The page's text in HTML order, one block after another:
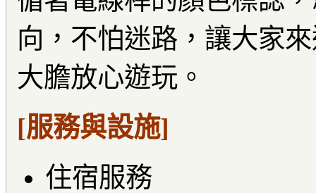
向，不怕迷路，讓大家
大膽放心遊玩。
[服務與設施]
住宿服務